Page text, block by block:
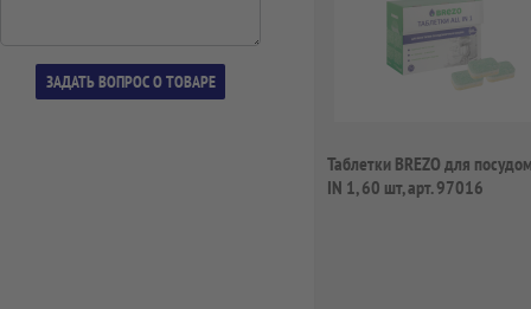
Таблетки BREZO для
IN 1, 60 шт, арт. 97016